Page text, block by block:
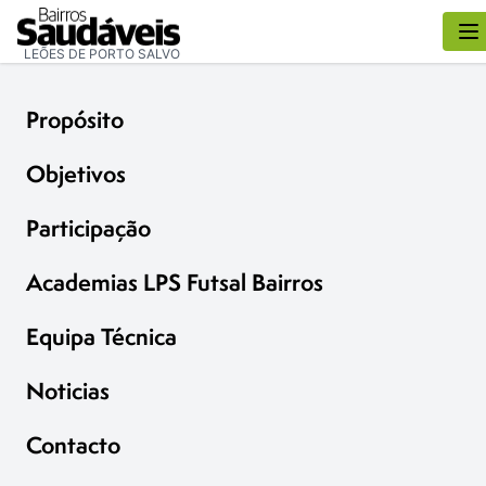
LEÕES DE PORTO SALVO
Propósito
Objetivos
Participação
Academias LPS Futsal Bairros
Equipa Técnica
Noticias
Contacto